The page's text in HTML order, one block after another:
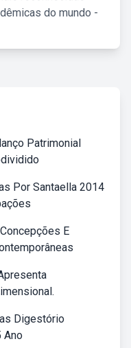
do mundo -
Patrimonial
Por Santaella 2014
E
Digestório
Ano